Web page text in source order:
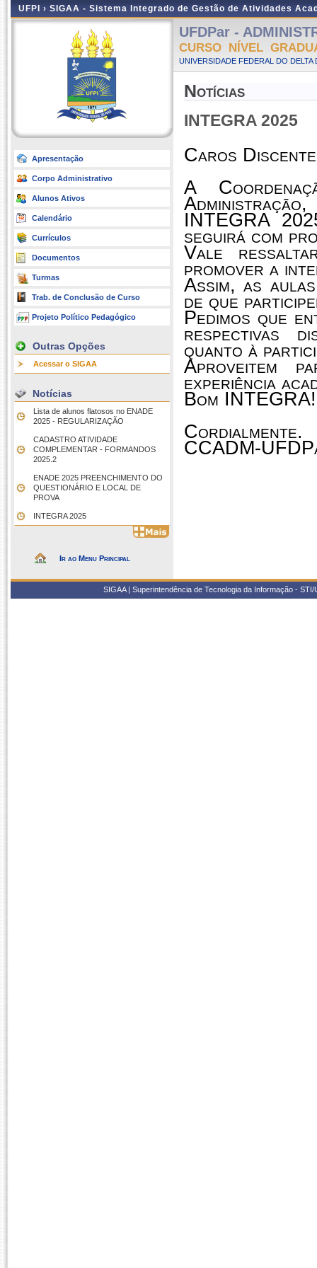
UFPI › SIGAA - Sistema Integrado de Gestão de Atividades
Apresentação
Corpo Administrativo
Alunos Ativos
Calendário
Currículos
Documentos
Turmas
Trab. de Conclusão de Curso
Projeto Político Pedagógico
Outras Opções
Acessar o SIGAA
Notícias
Lista de alunos flatosos no ENADE
2025 - REGULARIZAÇÃO
CADASTRO ATIVIDADE
COMPLEMENTAR - FORMANDOS
2025.2
ENADE 2025 PREENCHIMENTO DO
QUESTIONÁRIO E LOCAL DE
PROVA
INTEGRA 2025
Ir ao Menu Principal
UFDPar -
CURSO NÍVEL
UNIVERSIDADE FEDERAL DO DELTA
Notícias
INTEGRA 2025
Caros
A
INTEGRA
seguirá com
Vale
promover a
Assim, as
de que
Pedimos que
respectivas
quanto à
Aproveitem
experiência
Bom INTEGRA!
Cordialmente.
CCADM-
SIGAA | Superintendência de Tecnologia da Informação -